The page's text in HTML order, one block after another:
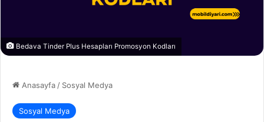
Bedava Tinder Plus Hesapları Promosyon Kodları
Anasayfa/ Sosyal Medya
Sosyal Medya